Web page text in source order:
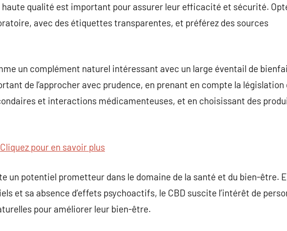
haute qualité est important pour assurer leur efficacité et sécurité.
avec des étiquettes transparentes, et préférez des sources
un complément naturel intéressant avec un large éventail de
de l’approcher avec prudence, en prenant en compte la législation
et interactions médicamenteuses, et en choisissant des
Cliquez pour en savoir plus
un potentiel prometteur dans le domaine de la santé et du bien-être.
et sa absence d’effets psychoactifs, le CBD suscite l’intérêt de
pour améliorer leur bien-être.